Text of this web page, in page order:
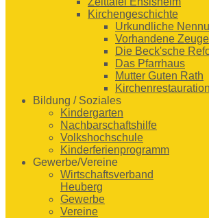
Kirchengeschichte
Urkundliche
Vorhandene
Die Beck'sche
Das Pfarrhaus
Mutter Guten Rath
Kirchenrestauration
Bildung / Soziales
Kindergarten
Nachbarschaftshilfe
Volkshochschule
Kinderferienprogramm
Gewerbe/Vereine
Wirtschaftsverband
Heuberg
Gewerbe
Vereine